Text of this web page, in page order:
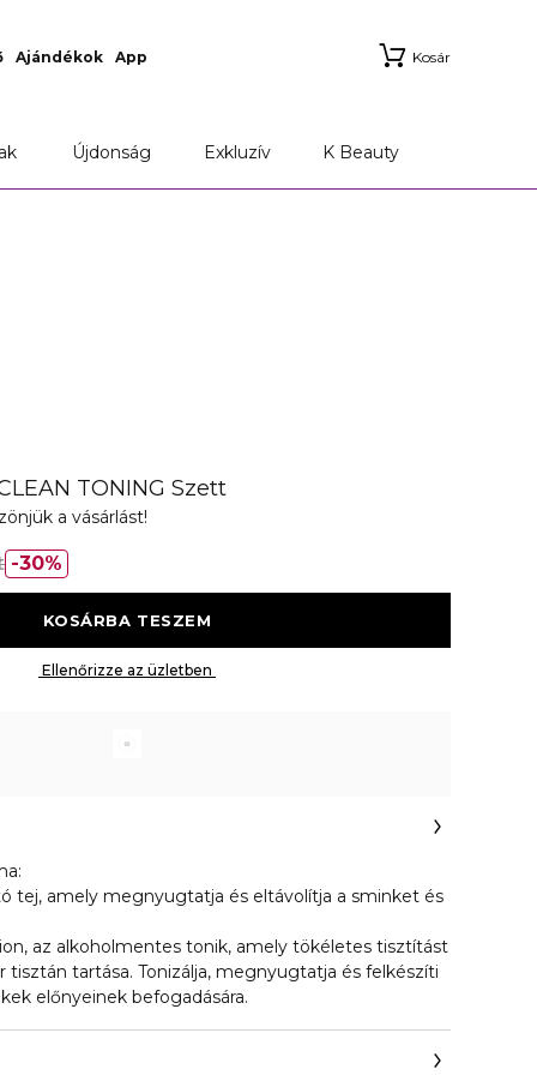
Ajándékok App Kosár
Újdonság Exkluzív K Beauty
TONING Szett
a vásárlást!
30%
tej, amely megnyugtatja és eltávolítja a sminket és
az alkoholmentes tonik, amely tökéletes tisztítást
tisztán tartása. Tonizálja, megnyugtatja és felkészíti
előnyeinek befogadására.